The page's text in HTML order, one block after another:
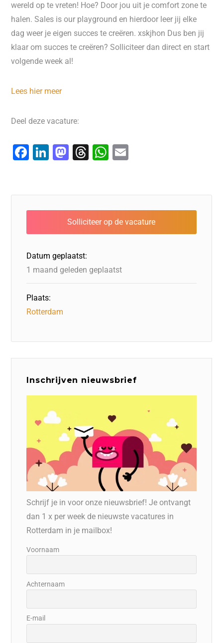
wereld op te vreten! Hoe? Door jou uit je comfort zone te
halen. Sales is our playground en hierdoor leer jij elke
dag weer je eigen succes te creëren. xskjhon Dus ben jij
klaar om succes te creëren? Solliciteer dan direct en start
volgende week al!
Lees hier meer
Deel deze vacature:
F
e
b
o
o
k
Li
e
dI
n
M
o
d
o
n
T
a
d
s
W
s
A
p
l
Datum geplaatst:
1 maand geleden geplaatst
Plaats:
Rotterdam
Inschrijven nieuwsbrief
Schrijf je in voor onze nieuwsbrief! Je ontvangt
dan 1 x per week de nieuwste vacatures in
Rotterdam in je mailbox!
Voornaam
Achternaam
E-mail